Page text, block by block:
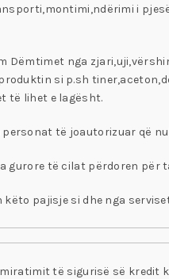
i
Dëmtimet nga
si p.sh
të lihet e lagësht.
të joautorizuar që
gurore të cilat përdoren
pajisje si dhe nga
të sigurisë së